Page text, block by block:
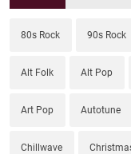
80s Rock 90s Rock
Alt Folk Alt Pop
Art Pop Autotune
Chillwave